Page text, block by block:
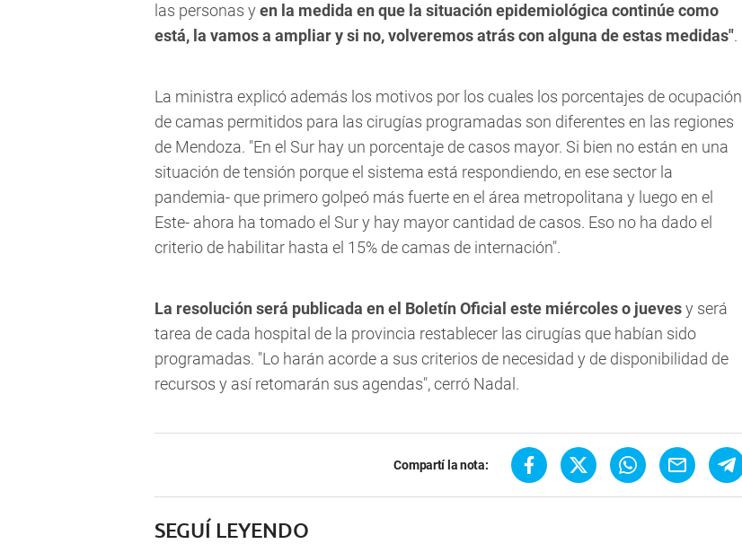
las personas y en la medida en que la situación epidemiológica continúe como
está, la vamos a ampliar y si no, volveremos atrás con alguna de estas medidas".
La ministra explicó además los motivos por los cuales los porcentajes de ocupación
de camas permitidos para las cirugías programadas son diferentes en las regiones
de Mendoza. "En el Sur hay un porcentaje de casos mayor. Si bien no están en una
situación de tensión porque el sistema está respondiendo, en ese sector la
pandemia- que primero golpeó más fuerte en el área metropolitana y luego en el
Este- ahora ha tomado el Sur y hay mayor cantidad de casos. Eso no ha dado el
criterio de habilitar hasta el 15% de camas de internación".
La resolución será publicada en el Boletín Oficial este miércoles o juevesy será
tarea decada hospital de la provincia restablecer las cirugías que habían sido
programadas. "Lo harán acorde a sus criterios de necesidad y de disponibilidad de
recursos y así retomarán sus agendas", cerró Nadal.
Compartí la nota:
SEGUÍ LEYENDO